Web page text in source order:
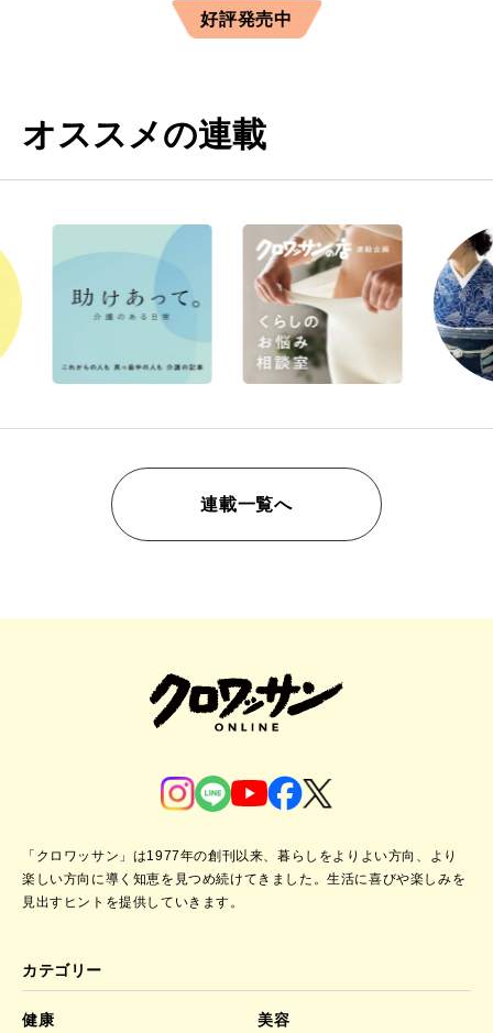
好評発売中
オススメの連載
連載一覧へ
「クロワッサン」は1977年の創刊以来、暮らしをよりよい方向、より
楽しい方向に導く知恵を見つめ続けてきました。生活に喜びや楽しみを
見出すヒントを提供していきます。
カテゴリー
健康
美容